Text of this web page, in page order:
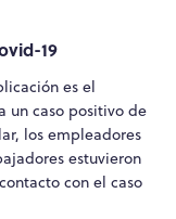
19
es el
un caso positivo de
los empleadores
estuvieron
con el caso